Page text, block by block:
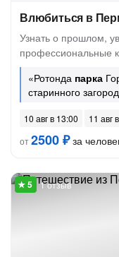
Влюбиться в
Узнать о прошлом,
профессиональные
«Ротонда парка
старинного
10 авг в 13:00
11 авг
от2500 ₽за
1 отзыв